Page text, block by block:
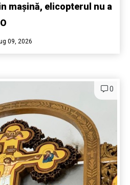
mașină, elicopterul nu a
09, 2026
0